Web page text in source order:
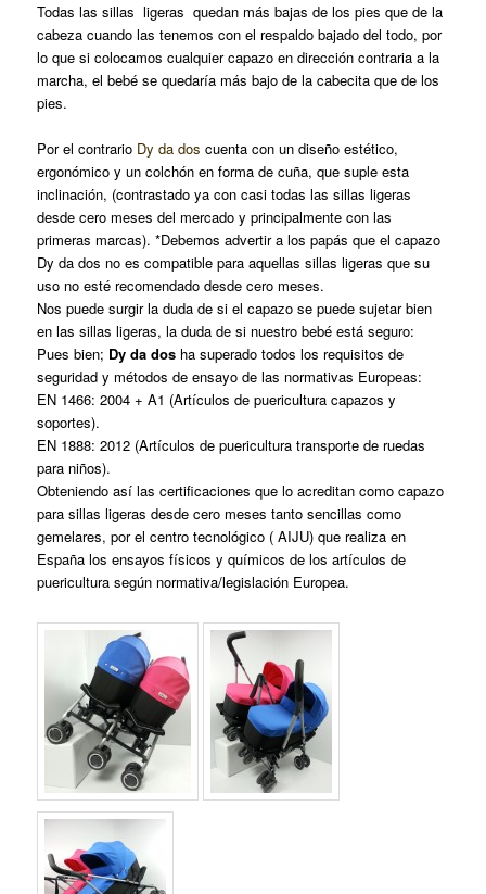
Todas las sillas ligeras quedan más bajas de los pies que de la
cabeza cuando las tenemos con el respaldo bajado del todo, por
lo que si colocamos cualquier capazo en dirección contraria a la
marcha, el bebé se quedaría más bajo de la cabecita que de los
pies.
Por el contrario Dy da dos cuenta con un diseño estético,
ergonómico y un colchón en forma de cuña, que suple esta
inclinación, (contrastado ya con casi todas las sillas ligeras
desde cero meses del mercado y principalmente con las
primeras marcas). *Debemos advertir a los papás que el capazo
Dy da dos no es compatible para aquellas sillas ligeras que su
uso no esté recomendado desde cero meses.
Nos puede surgir la duda de si el capazo se puede sujetar bien
en las sillas ligeras, la duda de si nuestro bebé está seguro:
Pues bien; Dy da dos ha superado todos los requisitos de
seguridad y métodos de ensayo de las normativas Europeas:
EN 1466: 2004 + A1 (Artículos de puericultura capazos y
soportes).
EN 1888: 2012 (Artículos de puericultura transporte de ruedas
para niños).
Obteniendo así las certificaciones que lo acreditan como capazo
para sillas ligeras desde cero meses tanto sencillas como
gemelares, por el centro tecnológico ( AIJU) que realiza en
España los ensayos físicos y químicos de los artículos de
puericultura según normativa/legislación Europea.